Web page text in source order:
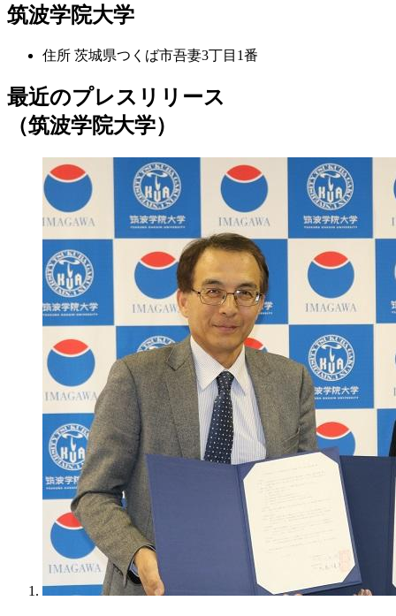
筑波学院大学
住所 茨城県つくば市吾妻3丁目1番
最近のプレスリリース
（筑波学院大学）